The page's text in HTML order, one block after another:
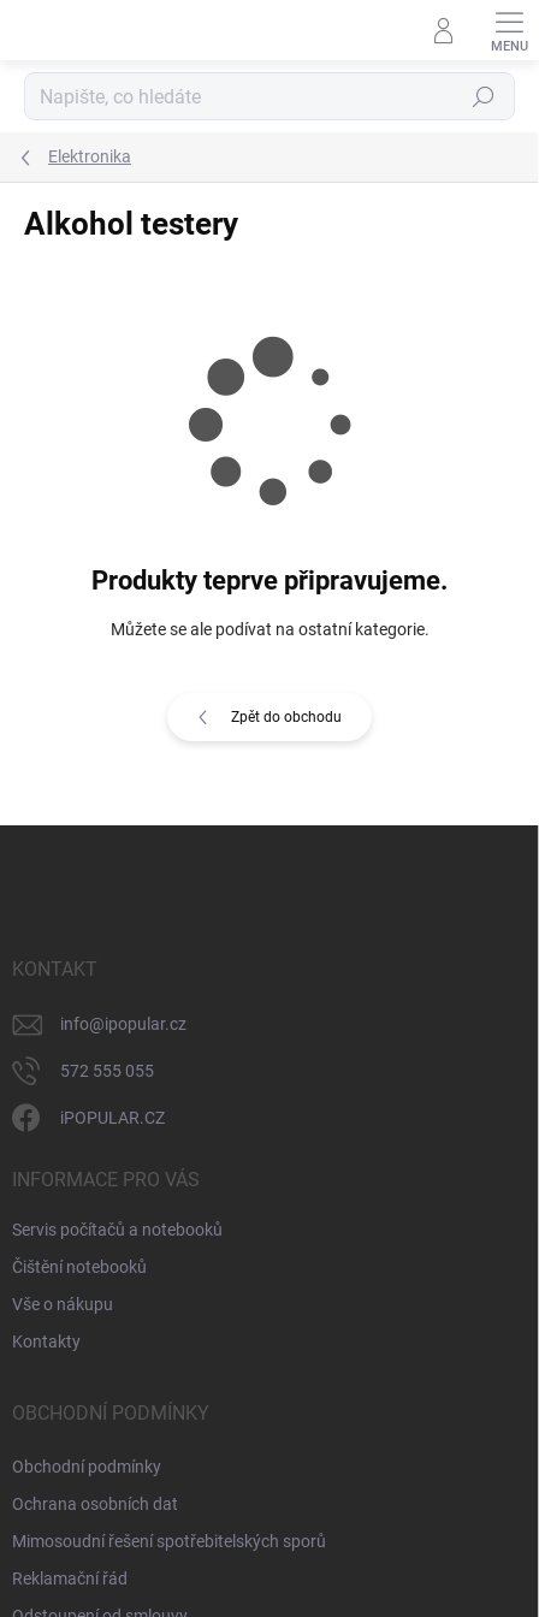
Hledat
Elektronika
Alkohol testery
Produkty teprve připravujeme.
Můžete se ale podívat na ostatní kategorie.
Zpět do obchodu
KONTAKT
info@ipopular.cz
572 555 055
iPOPULAR.CZ
INFORMACE PRO VÁS
Servis počítačů a notebooků
Čištění notebooků
Vše o nákupu
Kontakty
OBCHODNÍ PODMÍNKY
Obchodní podmínky
Ochrana osobních dat
Mimosoudní řešení spotřebitelských sporů
Reklamační řád